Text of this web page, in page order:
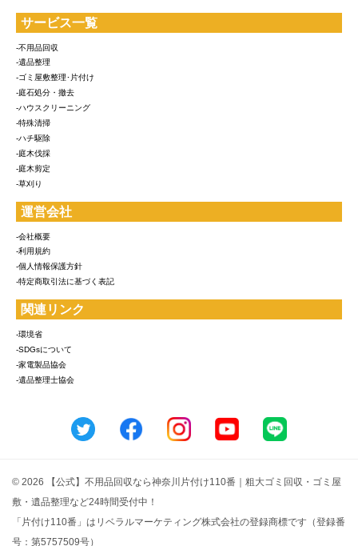
サービス一覧
-不用品回収
-遺品整理
-ゴミ屋敷整理･片付け
-庭石処分・撤去
-ハウスクリーニング
-特殊清掃
-ハチ駆除
-庭木伐採
-庭木剪定
-草刈り
運営会社
-会社概要
-利用規約
-個人情報保護方針
-特定商取引法に基づく表記
関連リンク
-環境省
-SDGsについて
-家電製品協会
-遺品整理士協会
© 2026 【公式】不用品回収なら神奈川片付け110番｜粗大ゴミ回収・ゴミ屋
敷・遺品整理など24時間受付中！
「片付け110番」はリベラルマーケティング株式会社の登録商標です（登録番
号：第5757509号）